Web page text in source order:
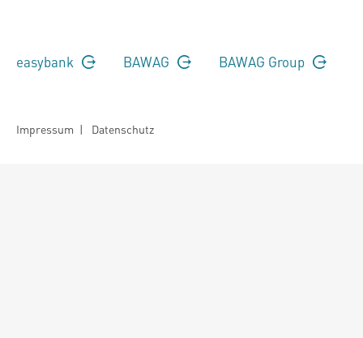
easybank BAWAG BAWAG Group
Impressum | Datenschutz